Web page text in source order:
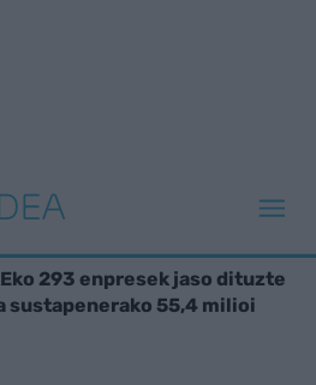
293 enpresek jaso dituzte
sustapenerako 55,4 milioi